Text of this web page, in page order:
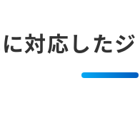
対応した